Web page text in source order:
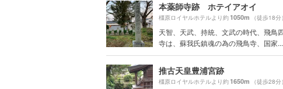
本薬師寺跡 ホテイアオイ
橿原ロイヤルホテルより約1050m （徒歩18分）
天智、天武、持統、文武の時代、飛鳥
寺は、蘇我氏鎮魂の為の飛鳥寺、国家...
推古天皇豊浦宮跡
橿原ロイヤルホテルより約1650m （徒歩28分）